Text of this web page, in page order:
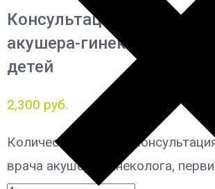
Консультация (ДЕТИ)
акушера-гинеколога,
детей
2,300 руб.
Количество товара
врача акушера-гинеколога,